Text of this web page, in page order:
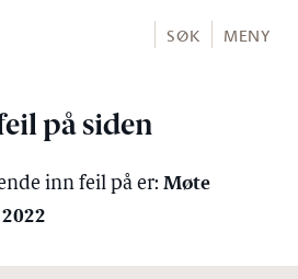
SØK MENY
på siden
inn feil på er: Møte